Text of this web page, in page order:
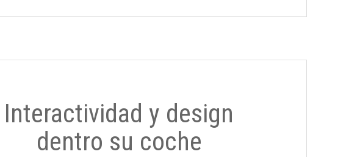
Interactividad y design
dentro su coche